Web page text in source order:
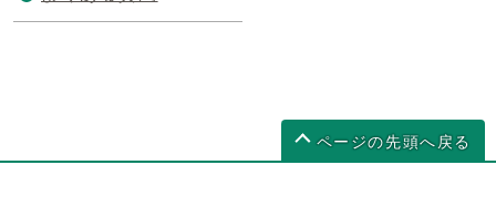
ページの先頭へ戻る